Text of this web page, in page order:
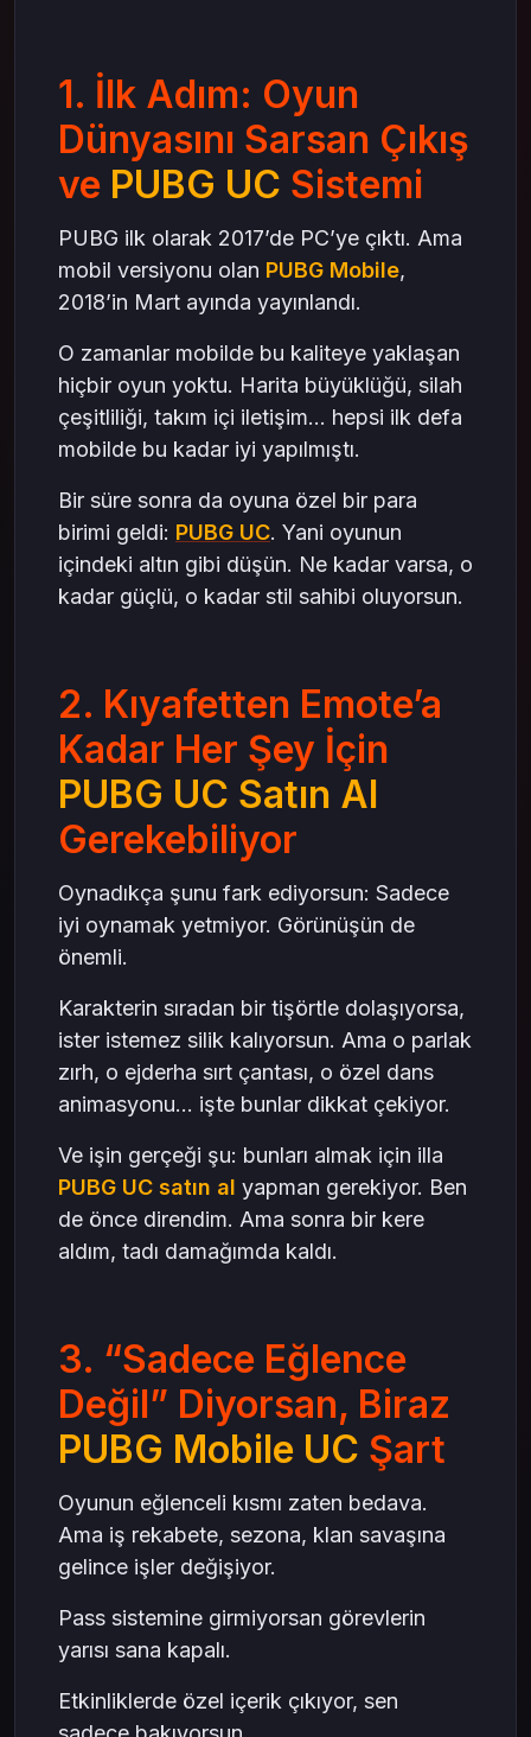
1. İlk Adım: Oyun
Dünyasını Sarsan Çıkış
ve PUBG UC Sistemi
PUBG ilk olarak 2017’de PC’ye çıktı. Ama
mobil versiyonu olan PUBG Mobile,
2018’in Mart ayında yayınlandı.
O zamanlar mobilde bu kaliteye yaklaşan
hiçbir oyun yoktu. Harita büyüklüğü, silah
çeşitliliği, takım içi iletişim... hepsi ilk defa
mobilde bu kadar iyi yapılmıştı.
Bir süre sonra da oyuna özel bir para
birimi geldi: PUBG UC. Yani oyunun
içindeki altın gibi düşün. Ne kadar varsa, o
kadar güçlü, o kadar stil sahibi oluyorsun.
2. Kıyafetten Emote’a
Kadar Her Şey İçin
PUBG UC Satın Al
Gerekebiliyor
Oynadıkça şunu fark ediyorsun: Sadece
iyi oynamak yetmiyor. Görünüşün de
önemli.
Karakterin sıradan bir tişörtle dolaşıyorsa,
ister istemez silik kalıyorsun. Ama o parlak
zırh, o ejderha sırt çantası, o özel dans
animasyonu... işte bunlar dikkat çekiyor.
Ve işin gerçeği şu: bunları almak için illa
PUBG UC satın al yapman gerekiyor. Ben
de önce direndim. Ama sonra bir kere
aldım, tadı damağımda kaldı.
3. “Sadece Eğlence
Değil” Diyorsan, Biraz
PUBG Mobile UC Şart
Oyunun eğlenceli kısmı zaten bedava.
Ama iş rekabete, sezona, klan savaşına
gelince işler değişiyor.
Pass sistemine girmiyorsan görevlerin
yarısı sana kapalı.
Etkinliklerde özel içerik çıkıyor, sen